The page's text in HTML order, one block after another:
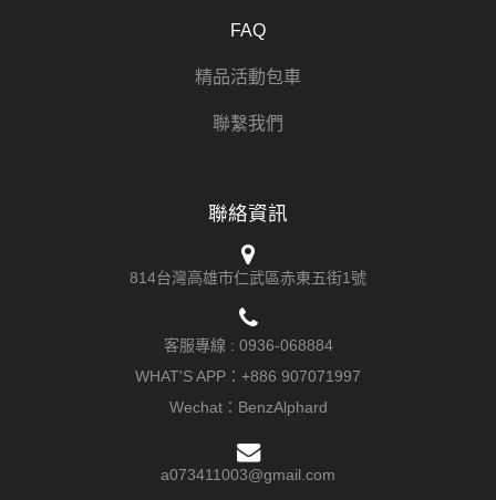
FAQ
精品活動包車
聯繫我們
聯絡資訊
814台灣高雄市仁武區赤東五街1號
客服專線 : 0936-068884
WHAT'S APP： +886 907071997
Wechat：BenzAlphard
a073411003@gmail.com